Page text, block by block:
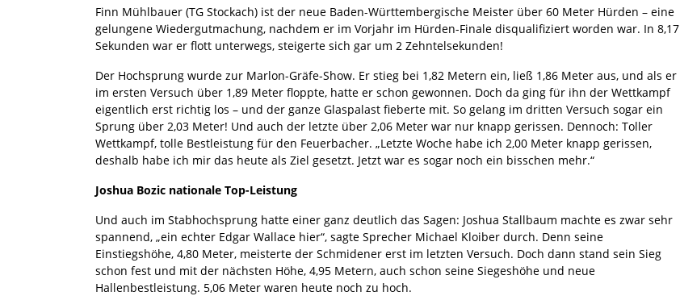
Finn Mühlbauer (TG Stockach) ist der neue Baden-Württembergische Meister über 60 Meter Hürden – eine
gelungene Wiedergutmachung, nachdem er im Vorjahr im Hürden-Finale disqualifiziert worden war. In 8,17
Sekunden war er flott unterwegs, steigerte sich gar um 2 Zehntelsekunden!
Der Hochsprung wurde zur Marlon-Gräfe-Show. Er stieg bei 1,82 Metern ein, ließ 1,86 Meter aus, und als er
im ersten Versuch über 1,89 Meter floppte, hatte er schon gewonnen. Doch da ging für ihn der Wettkampf
eigentlich erst richtig los – und der ganze Glaspalast fieberte mit. So gelang im dritten Versuch sogar ein
Sprung über 2,03 Meter! Und auch der letzte über 2,06 Meter war nur knapp gerissen. Dennoch: Toller
Wettkampf, tolle Bestleistung für den Feuerbacher. „Letzte Woche habe ich 2,00 Meter knapp gerissen,
deshalb habe ich mir das heute als Ziel gesetzt. Jetzt war es sogar noch ein bisschen mehr.“
Joshua Bozic nationale Top-Leistung
Und auch im Stabhochsprung hatte einer ganz deutlich das Sagen: Joshua Stallbaum machte es zwar sehr
spannend, „ein echter Edgar Wallace hier“, sagte Sprecher Michael Kloiber durch. Denn seine
Einstiegshöhe, 4,80 Meter, meisterte der Schmidener erst im letzten Versuch. Doch dann stand sein Sieg
schon fest und mit der nächsten Höhe, 4,95 Metern, auch schon seine Siegeshöhe und neue
Hallenbestleistung. 5,06 Meter waren heute noch zu hoch.